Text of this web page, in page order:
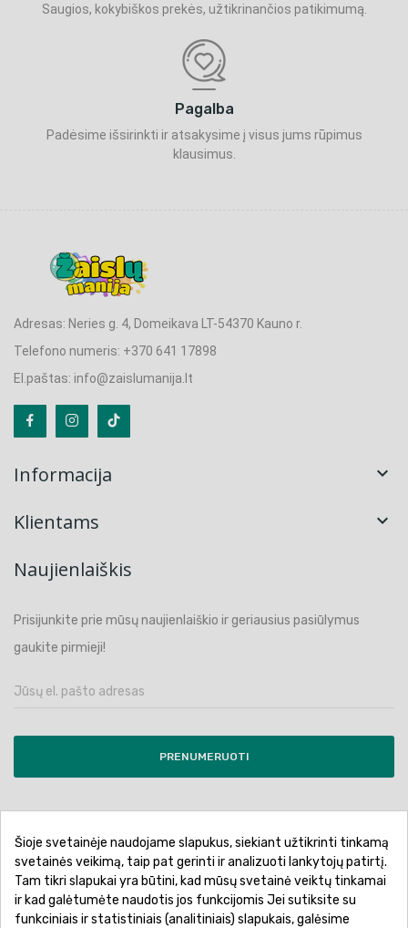
Saugios, kokybiškos prekės, užtikrinančios patikimumą.
Pagalba
Padėsime išsirinkti ir atsakysime į visus jums rūpimus
klausimus.
Adresas: Neries g. 4, Domeikava LT-54370 Kauno r.
Telefono numeris: +370 641 17898
El.paštas: info@zaislumanija.lt
Informacija 
Klientams 
Naujienlaiškis
Prisijunkite prie mūsų naujienlaiškio ir geriausius pasiūlymus
gaukite pirmieji!
PRENUMERUOTI
Pirkimo sąlygos ir taisyklės
Privatumo politika
Garantinis aptarnavimas
Prekių pristatymas
Prekių grąžinimas
Atsiskaitymo būdai
Šioje svetainėje naudojame slapukus, siekiant užtikrinti tinkamą
svetainės veikimą, taip pat gerinti ir analizuoti lankytojų patirtį.
Tam tikri slapukai yra būtini, kad mūsų svetainė veiktų tinkamai
ir kad galėtumėte naudotis jos funkcijomis Jei sutiksite su
funkciniais ir statistiniais (analitiniais) slapukais, galėsime